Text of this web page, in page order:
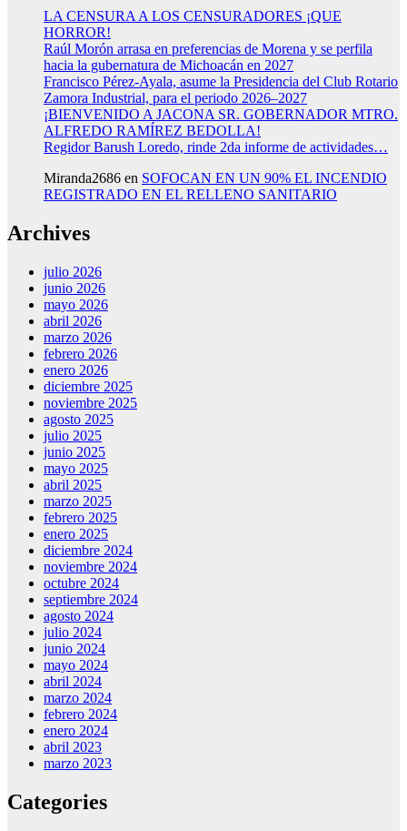
LA CENSURA A LOS CENSURADORES ¡QUE
HORROR!
Raúl Morón arrasa en preferencias de Morena y se perfila
hacia la gubernatura de Michoacán en 2027
Francisco Pérez-Ayala, asume la Presidencia del Club Rotario
Zamora Industrial, para el periodo 2026–2027
¡BIENVENIDO A JACONA SR. GOBERNADOR MTRO.
ALFREDO RAMÍREZ BEDOLLA!
Regidor Barush Loredo, rinde 2da informe de actividades…
Miranda2686 en SOFOCAN EN UN 90% EL INCENDIO
REGISTRADO EN EL RELLENO SANITARIO
Archives
julio 2026
junio 2026
mayo 2026
abril 2026
marzo 2026
febrero 2026
enero 2026
diciembre 2025
noviembre 2025
agosto 2025
julio 2025
junio 2025
mayo 2025
abril 2025
marzo 2025
febrero 2025
enero 2025
diciembre 2024
noviembre 2024
octubre 2024
septiembre 2024
agosto 2024
julio 2024
junio 2024
mayo 2024
abril 2024
marzo 2024
febrero 2024
enero 2024
abril 2023
marzo 2023
Categories